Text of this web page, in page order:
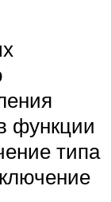
функции
типа